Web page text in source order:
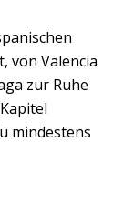
von Valencia
zur Ruhe
mindestens